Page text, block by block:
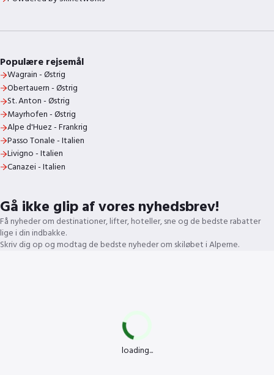
Populære rejsemål
Wagrain - Østrig
Obertauern - Østrig
St. Anton - Østrig
Mayrhofen - Østrig
Alpe d'Huez - Frankrig
Passo Tonale - Italien
Livigno - Italien
Canazei - Italien
Gå ikke glip af vores nyhedsbrev!
Få nyheder om destinationer, lifter, hoteller, sne og de bedste rabatter
lige i din indbakke.
Skriv dig op og modtag de bedste nyheder om skiløbet i Alperne.
loading...